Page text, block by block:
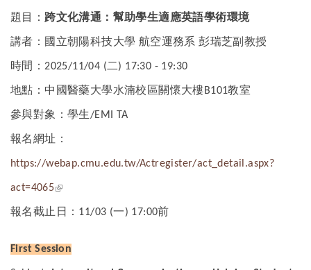
題目： 跨文化溝通：幫助學生適應英語學術環境
講者：國立朝陽科技大學 航空運務系 彭瑞芝副教授
時間： 2025/11/04 (二) 17:30 - 19:30
地點：中國醫藥大學水湳校區關懷大樓B101教室
參與對象：學生/EMI TA
報名網址：
https://webap.cmu.edu.tw/Actregister/act_detail.aspx?
act=4065 (link is external)
報名截止日： 11/03 (一) 17:00前
First Session